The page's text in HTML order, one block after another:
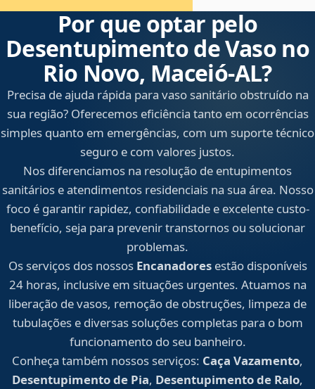
Por que optar pelo
Desentupimento de Vaso no
Rio Novo, Maceió‑AL?
Precisa de ajuda rápida para vaso sanitário obstruído na
sua região? Oferecemos eficiência tanto em ocorrências
simples quanto em emergências, com um suporte técnico
seguro e com valores justos.
Nos diferenciamos na resolução de entupimentos
sanitários e atendimentos residenciais na sua área. Nosso
foco é garantir rapidez, confiabilidade e excelente custo-
benefício, seja para prevenir transtornos ou solucionar
problemas.
Os serviços dos nossos Encanadoresestão disponíveis
24 horas, inclusive em situações urgentes. Atuamos na
liberação de vasos, remoção de obstruções, limpeza de
tubulações e diversas soluções completas para o bom
funcionamento do seu banheiro.
Conheça também nossos serviços: Caça Vazamento,
Desentupimento de Pia, Desentupimento de Ralo,